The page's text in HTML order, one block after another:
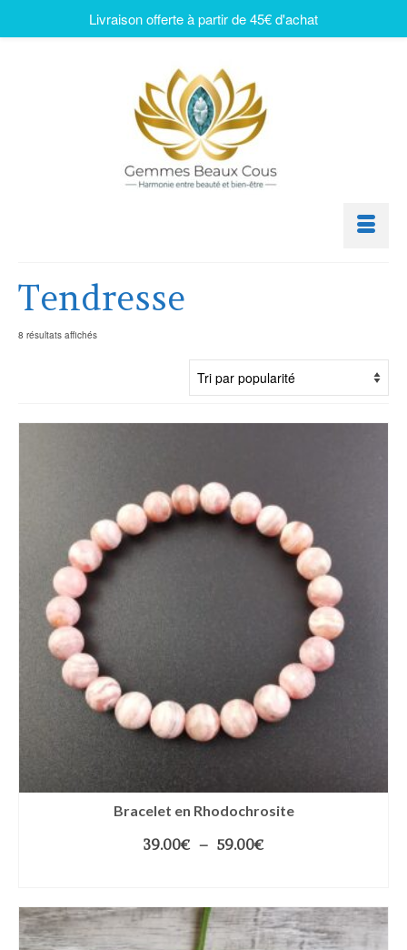
Tendresse
8 résultats affichés
Bracelet en Rhodochrosite
39.00€ – 59.00€
Livraison offerte à partir de 45€ d'achat